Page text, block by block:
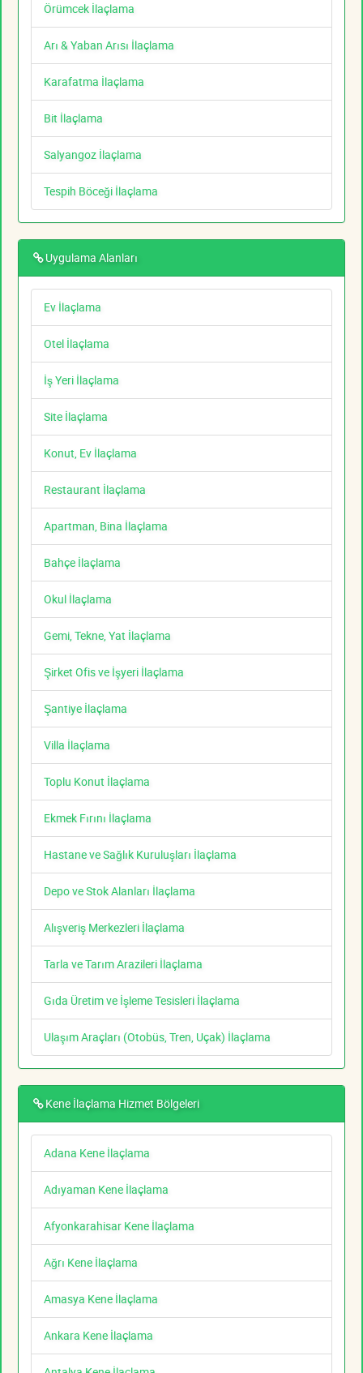
Örümcek İlaçlama
Arı & Yaban Arısı İlaçlama
Karafatma İlaçlama
Bit İlaçlama
Salyangoz İlaçlama
Tespih Böceği İlaçlama
Uygulama Alanları
Ev İlaçlama
Otel İlaçlama
İş Yeri İlaçlama
Site İlaçlama
Konut, Ev İlaçlama
Restaurant İlaçlama
Apartman, Bina İlaçlama
Bahçe İlaçlama
Okul İlaçlama
Gemi, Tekne, Yat İlaçlama
Şirket Ofis ve İşyeri İlaçlama
Şantiye İlaçlama
Villa İlaçlama
Toplu Konut İlaçlama
Ekmek Fırını İlaçlama
Hastane ve Sağlık Kuruluşları İlaçlama
Depo ve Stok Alanları İlaçlama
Alışveriş Merkezleri İlaçlama
Tarla ve Tarım Arazileri İlaçlama
Gıda Üretim ve İşleme Tesisleri İlaçlama
Ulaşım Araçları (Otobüs, Tren, Uçak) İlaçlama
Kene İlaçlama Hizmet Bölgeleri
Adana Kene İlaçlama
Adıyaman Kene İlaçlama
Afyonkarahisar Kene İlaçlama
Ağrı Kene İlaçlama
Amasya Kene İlaçlama
Ankara Kene İlaçlama